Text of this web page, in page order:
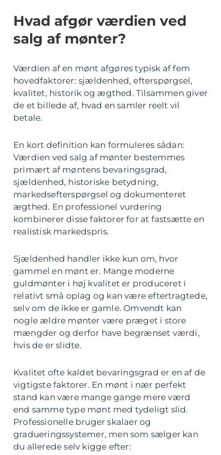
Hvad afgør værdien ved
salg af mønter?
Værdien af en mønt afgøres typisk af fem
hovedfaktorer: sjældenhed, efterspørgsel,
kvalitet, historik og ægthed. Tilsammen giver
de et billede af, hvad en samler reelt vil
betale.
En kort definition kan formuleres sådan:
Værdien ved salg af mønter bestemmes
primært af møntens bevaringsgrad,
sjældenhed, historiske betydning,
markedsefterspørgsel og dokumenteret
ægthed. En professionel vurdering
kombinerer disse faktorer for at fastsætte en
realistisk markedspris.
Sjældenhed handler ikke kun om, hvor
gammel en mønt er. Mange moderne
guldmønter i høj kvalitet er produceret i
relativt små oplag og kan være eftertragtede,
selv om de ikke er gamle. Omvendt kan
nogle ældre mønter være præget i store
mængder og derfor have begrænset værdi,
hvis de er slidte.
Kvalitet ofte kaldet bevaringsgrad er en af de
vigtigste faktorer. En mønt i nær perfekt
stand kan være mange gange mere værd
end samme type mønt med tydeligt slid.
Professionelle bruger skalaer og
gradueringssystemer, men som sælger kan
du allerede selv kigge efter: